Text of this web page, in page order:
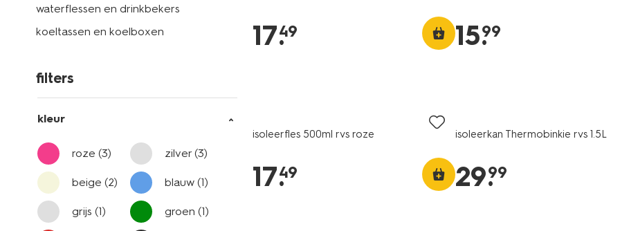
waterflessen en drinkbekers
koeltassen en koelboxen
filters
kleur
roze (3) zilver(3)
beige (2) blauw(1)
grijs (1) groen(1)
17.
49 15.
99
isoleerfles 500ml rvs roze
17.
49
isoleerkan Thermobinkie rvs 1.5L
29.
99